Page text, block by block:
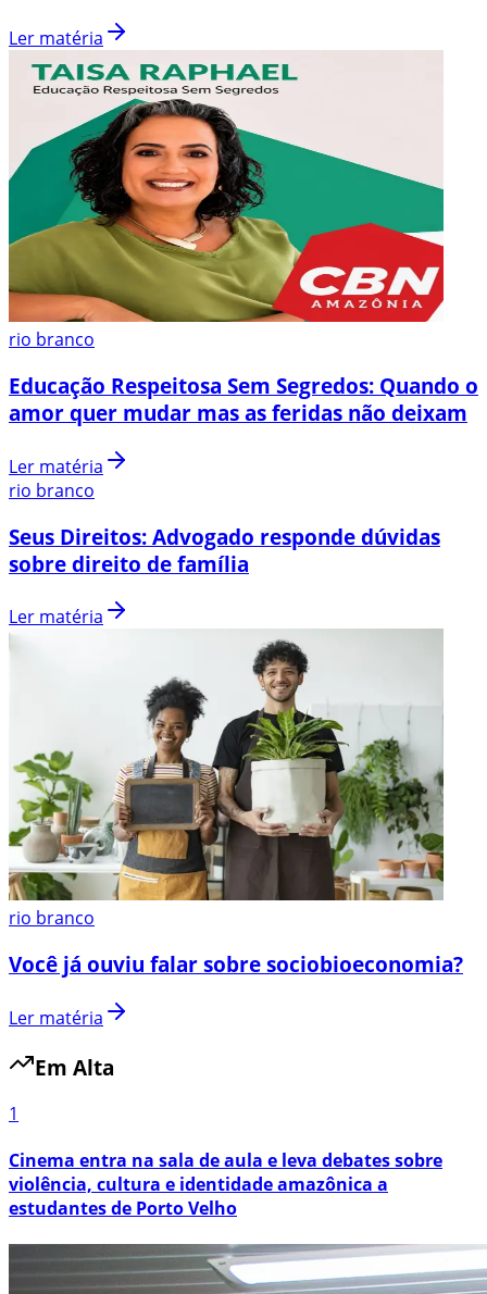
Ler matéria
rio branco
Educação Respeitosa Sem Segredos: Quando o
amor quer mudar mas as feridas não deixam
Ler matéria
rio branco
Seus Direitos: Advogado responde dúvidas
sobre direito de família
Ler matéria
rio branco
Você já ouviu falar sobre sociobioeconomia?
Ler matéria
Em Alta
1
Cinema entra na sala de aula e leva debates sobre
violência, cultura e identidade amazônica a
estudantes de Porto Velho